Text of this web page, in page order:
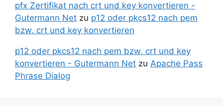
pfx Zertifikat nach crt und key konvertieren -
Gutermann Net zu p12 oder pkcs12 nach pem
bzw. crt und key konvertieren
p12 oder pkcs12 nach pem bzw. crt und key
konvertieren - Gutermann Net zu Apache Pass
Phrase Dialog